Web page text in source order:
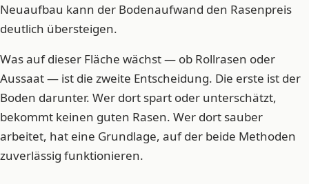
Neuaufbau kann der Bodenaufwand den Rasenpreis
deutlich übersteigen.
Was auf dieser Fläche wächst — ob Rollrasen oder
Aussaat — ist die zweite Entscheidung. Die erste ist der
Boden darunter. Wer dort spart oder unterschätzt,
bekommt keinen guten Rasen. Wer dort sauber
arbeitet, hat eine Grundlage, auf der beide Methoden
zuverlässig funktionieren.